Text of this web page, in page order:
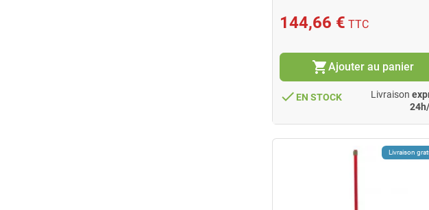
144,66 € TTC
shopping_cartAjouter au panier
done EN STOCK Livraison
Livraison